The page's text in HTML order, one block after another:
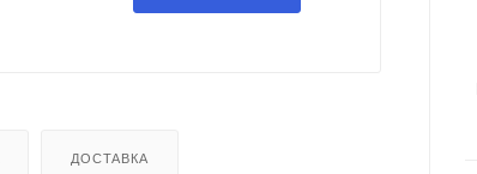
ДОСТАВКА